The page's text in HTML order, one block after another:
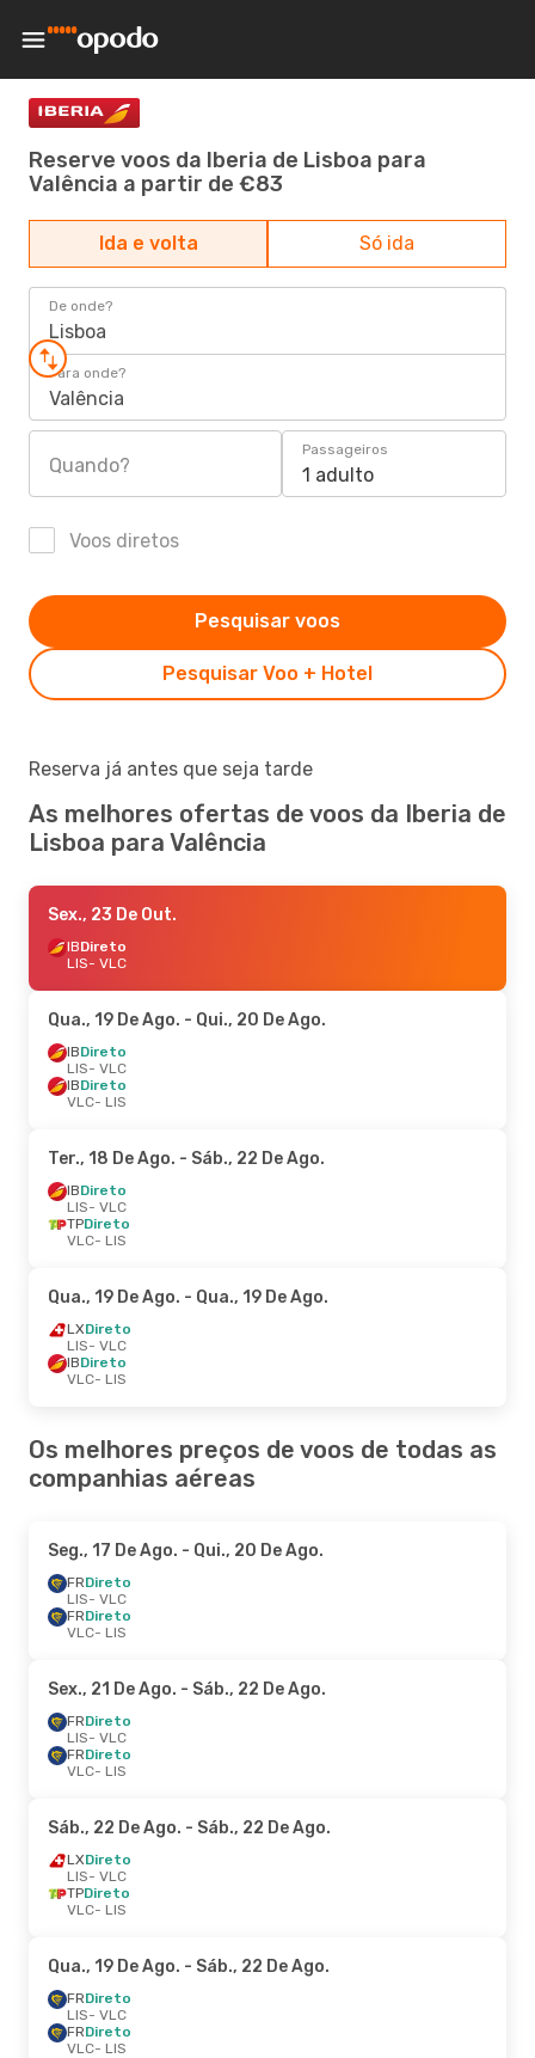
Reserve voos da Iberia de Lisboa para
Valência a partir de €83
Ida e volta Só ida
De onde?
Lisboa
Para onde?
Valência
Quando?
Passageiros
1 adulto
Voos diretos
Pesquisar Voo + Hotel
Pesquisar voos
Reserva já antes que seja tarde
As melhores ofertas de voos da Iberia de
Lisboa para Valência
Sex., 23 De Out.
IBDireto
LIS- VLC
Qua., 19 De Ago. - Qui., 20 De Ago.
IBDireto
LIS- VLC
IBDireto
VLC- LIS
Ter., 18 De Ago. - Sáb., 22 De Ago.
IBDireto
LIS- VLC
TPDireto
VLC- LIS
Qua., 19 De Ago. - Qua., 19 De Ago.
LXDireto
LIS- VLC
IBDireto
VLC- LIS
Os melhores preços de voos de todas as
companhias aéreas
Seg., 17 De Ago. - Qui., 20 De Ago.
FRDireto
LIS- VLC
FRDireto
VLC- LIS
Sex., 21 De Ago. - Sáb., 22 De Ago.
FRDireto
LIS- VLC
FRDireto
VLC- LIS
Sáb., 22 De Ago. - Sáb., 22 De Ago.
LXDireto
LIS- VLC
TPDireto
VLC- LIS
Qua., 19 De Ago. - Sáb., 22 De Ago.
FRDireto
LIS- VLC
FRDireto
VLC- LIS